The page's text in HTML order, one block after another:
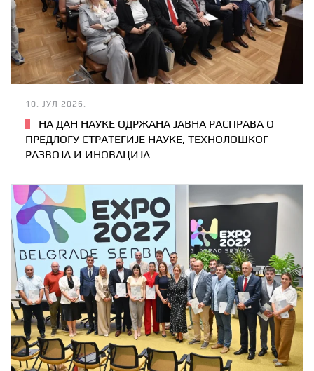
10. ЈУЛ 2026.
НА ДАН НАУКЕ ОДРЖАНА ЈАВНА РАСПРАВА О
ПРЕДЛОГУ СТРАТЕГИЈЕ НАУКЕ, ТЕХНОЛОШКОГ
РАЗВОЈА И ИНОВАЦИЈА